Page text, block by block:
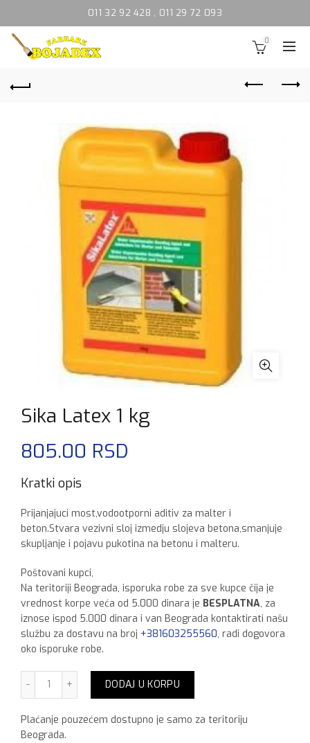
011 32 92 428 , 011 29 72 093
0
Sika Latex 1 kg
805.00 RSD
Kratki opis
Prijanjajuci most,vodootporni aditiv za malter i
beton.Stvara vezivni sloj izmedju slojeva betona,smanjuje
skupljanje i pojavu pukotina na betonu i malteru.
Poštovani kupci,
Na teritoriji Beograda, isporuka robe za sve kupce čija je
vrednost korpe veća od 5.000 dinara je BESPLATNA, za
iznose ispod 5.000 dinara i van Beograda kontaktirati našu
službu za dostavu na broj +381603255560, radi dogovora
oko isporuke robe.
Sika Latex 1 kg količina
DODAJ U KORPU
Plaćanje pouzećem dostupno je samo za teritoriju
Beograda.